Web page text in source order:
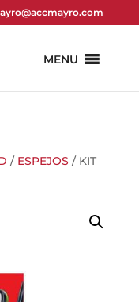
MENU
/ ESPEJOS / KIT